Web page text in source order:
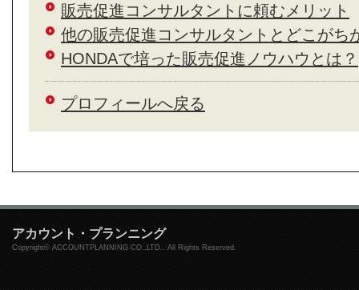
販売促進コンサルタントに頼むメリット
他の販売促進コンサルタントとどこがち
HONDAで培った販売促進ノウハウとは？
プロフィールへ戻る
アカウント・プランニング
Copyright© ACCOUNTPLANNING CO.,LTD.. All Rights Reserved.